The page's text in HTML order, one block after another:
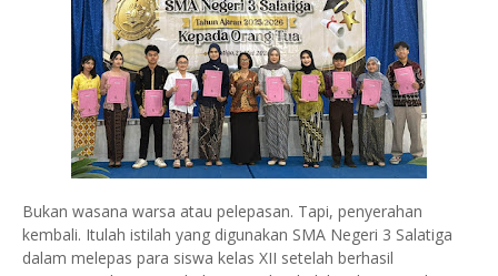
Bukan wasana warsa atau pelepasan. Tapi, penyerahan
kembali. Itulah istilah yang digunakan SMA Negeri 3 Salatiga
dalam melepas para siswa kelas XII setelah berhasil